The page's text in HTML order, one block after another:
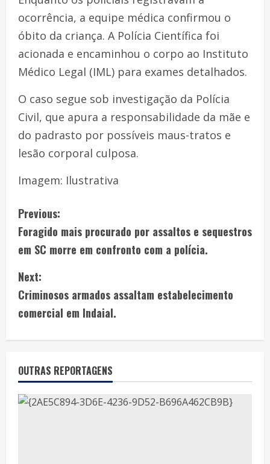
ocorrência, a equipe médica confirmou o
óbito da criança. A Polícia Científica foi
acionada e encaminhou o corpo ao Instituto
Médico Legal (IML) para exames detalhados.
O caso segue sob investigação da Polícia
Civil, que apura a responsabilidade da mãe e
do padrasto por possíveis maus-tratos e
lesão corporal culposa.
Imagem: Ilustrativa
Previous:
Foragido mais procurado por assaltos e sequestros
em SC morre em confronto com a polícia.
Next:
Criminosos armados assaltam estabelecimento
comercial em Indaial.
OUTRAS REPORTAGENS